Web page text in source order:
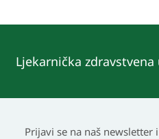
Ljekarnička
Prijavi se na naš newsletter